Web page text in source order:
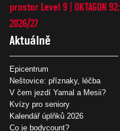
prostor Level 9 OKTAGON
2026/27
Aktuálně
Epicentrum
Neštovice: příznaky, léčba
V čem jezdí Yamal a Mesii?
Kvízy pro seniory
Kalendář úplňků 2026
Co je bodycount?